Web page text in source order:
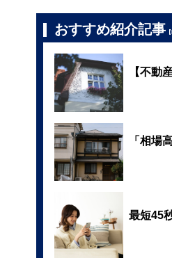
おすすめ紹介記事
【不動
「相場
最短45